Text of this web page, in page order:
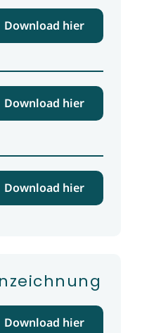
Download hier
Download hier
Download hier
Download hier